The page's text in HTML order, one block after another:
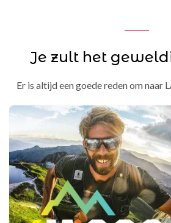
Je zult het
Er is altijd een goede reden om naar